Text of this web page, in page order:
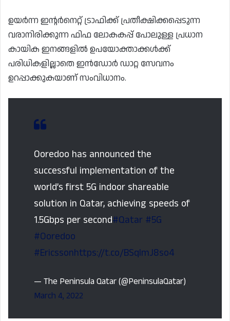
ഉയർന്ന ഇന്റർനെറ്റ് ട്രാഫിക്ക് പ്രതീക്ഷിക്കപ്പെടുന്ന
വരാനിരിക്കുന്ന ഫിഫ ലോകകപ്പ് പോലുള്ള പ്രധാന
കായിക ഇനങ്ങളിൽ ഉപയോക്താക്കൾക്ക്
പരിധികളില്ലാതെ ഇൻഡോർ ഡാറ്റ സേവനം
ഉറപ്പാക്കുകയാണ് സംവിധാനം.
Ooredoo has announced the
successful implementation of the
world’s first 5G indoor shareable
solution in Qatar, achieving speeds of
1.5Gbps per second#Qatar #5G
#Ooredoo
#Ericssonhttps://t.co/BSqlmJ8so4
— The Peninsula Qatar (@PeninsulaQatar)
March 4, 2022